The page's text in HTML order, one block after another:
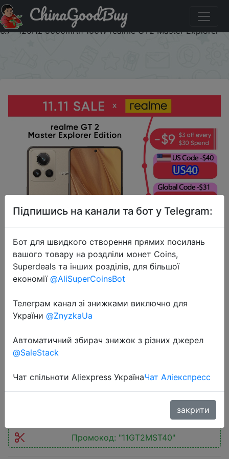
Купити по знижці 11GT2MST40 realme GT 2 Master
Explorer Edition Smartphone Snapdragon 8 Gen 1 Plus
6.7'' 120Hz 5000mAh 100W realme GT2 Master Explorer
ChinaGoodBuy
2022-11-10
realme GT 2 Master Explorer Edition
Plus 6.7'' 120Hz 5000mAh 100W
realme GT2 Master Explorer
$499
Промокод: "11GT2MST40"
Підпишись на канали та бот у Telegram:
Бот для швидкого створення прямих посилань
вашого товару на роздліли монет Coins,
Superdeals та інших розділів, для більшої
економії @AliSuperCoinsBot
Телеграм канал зі знижками виключно для
України @ZnyzkaUa
Автоматичний збирач знижок з різних джерел
@SaleStack
Чат спільноти Aliexpress УкраїнаЧат Аліекспресс
закрити